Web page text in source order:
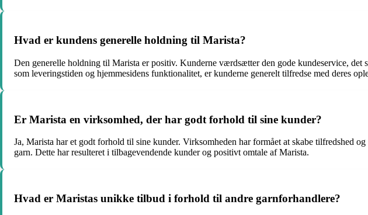
Hvad er kundens generelle holdning til Marista?
Den generelle holdning til Marista er positiv. Kunderne værdsætter den gode kundeservice,
som leveringstiden og hjemmesidens funktionalitet, er kunderne generelt tilfredse med deres
Er Marista en virksomhed, der har godt forhold til sine kunder?
Ja, Marista har et godt forhold til sine kunder. Virksomheden har formået at skabe tilfredshed
garn. Dette har resulteret i tilbagevendende kunder og positivt omtale af Marista.
Hvad er Maristas unikke tilbud i forhold til andre garnforhandlere?